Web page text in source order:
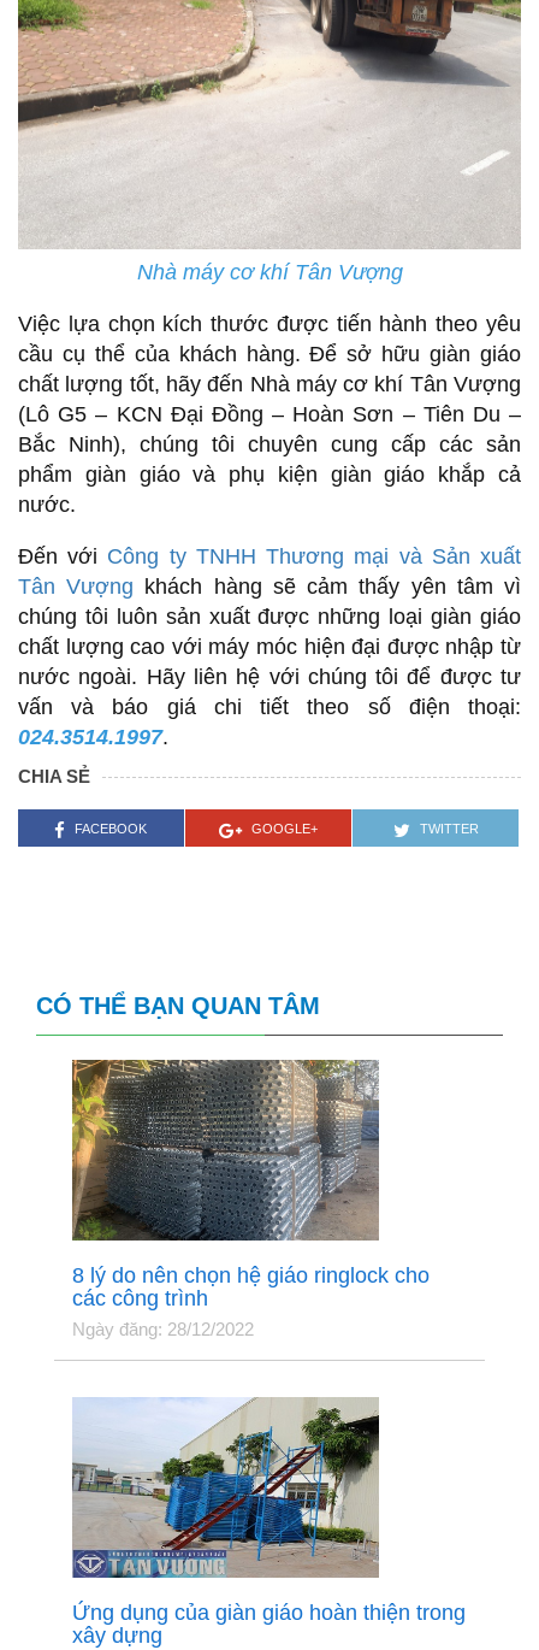
Nhà máy cơ khí Tân Vượng
Việc lựa chọn kích thước được tiến hành theo yêu
cầu cụ thể của khách hàng. Để sở hữu giàn giáo
chất lượng tốt, hãy đến Nhà máy cơ khí Tân Vượng
(Lô G5 – KCN Đại Đồng – Hoàn Sơn – Tiên Du –
Bắc Ninh), chúng tôi chuyên cung cấp các sản
phẩm giàn giáo và phụ kiện giàn giáo khắp cả
nước.
Đến với Công ty TNHH Thương mại và Sản xuất
Tân Vượng khách hàng sẽ cảm thấy yên tâm vì
chúng tôi luôn sản xuất được những loại giàn giáo
chất lượng cao với máy móc hiện đại được nhập từ
nước ngoài. Hãy liên hệ với chúng tôi để được tư
vấn và báo giá chi tiết theo số điện thoại:
024.3514.1997.
CHIA SẺ
FACEBOOK GOOGLE+ TWITTER
CÓ THỂ BẠN QUAN TÂM
8 lý do nên chọn hệ giáo ringlock cho
các công trình
Ngày đăng: 28/12/2022
Ứng dụng của giàn giáo hoàn thiện trong
xây dựng